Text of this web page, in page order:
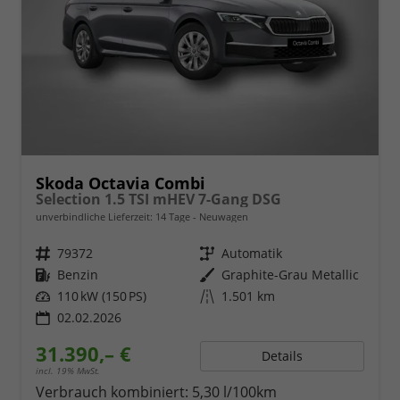
Skoda Octavia Combi
Selection 1.5 TSI mHEV 7-Gang DSG
unverbindliche Lieferzeit: 14 Tage Neuwagen
Fahrzeugnr. 79372 Getriebe Automatik
Kraftstoff Benzin Außenfarbe Graphite-Grau Metallic
Leistung 110 kW (150 PS) Kilometerstand 1.501 km
02.02.2026
31.390,– €
incl. 19% MwSt.
Details
Verbrauch kombiniert: 5,30 l/100km